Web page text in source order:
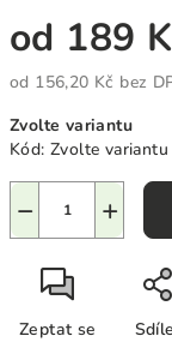
od 189
od 156,20 Kč bez
cena:
Zvolte variantu
Kód: Zvolte variantu
+
−
Zeptat se